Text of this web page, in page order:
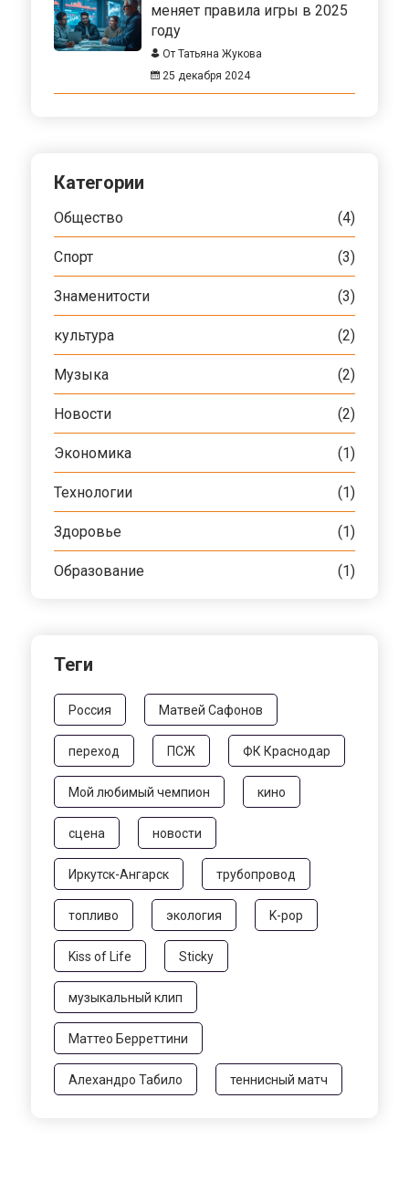
меняет правила игры в 2025
году
От Татьяна Жукова
25 декабря 2024
Категории
Общество (4)
Спорт (3)
Знаменитости (3)
культура (2)
Музыка (2)
Новости (2)
Экономика (1)
Технологии (1)
Здоровье (1)
Образование (1)
Теги
Россия Матвей Сафонов
переход ПСЖ ФК Краснодар
Мой любимый чемпион кино
сцена новости
Иркутск-Ангарск трубопровод
топливо экология K-pop
Kiss of Life Sticky
музыкальный клип
Маттео Берреттини
Алехандро Табило теннисный матч